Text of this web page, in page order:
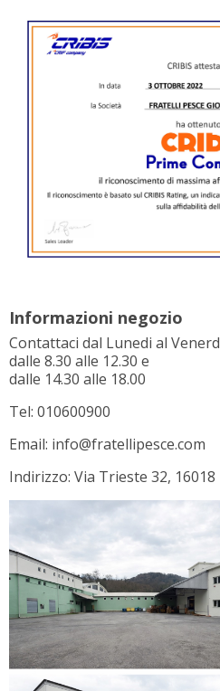
Informazioni negozio
Contattaci dal Lunedi al
dalle 8.30 alle 12.30 e
dalle 14.30 alle 18.00
Tel: 010600900
Email: info@fratellipesce.com
Indirizzo: Via Trieste 32,